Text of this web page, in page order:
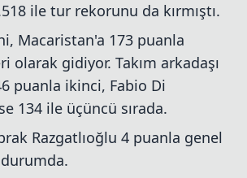
ile tur rekorunu da kırmıştı.
Macaristan'a 173 puanla
olarak gidiyor. Takım arkadaşı
puanla ikinci, Fabio Di
134 ile üçüncü sırada.
Razgatlıoğlu 4 puanla genel